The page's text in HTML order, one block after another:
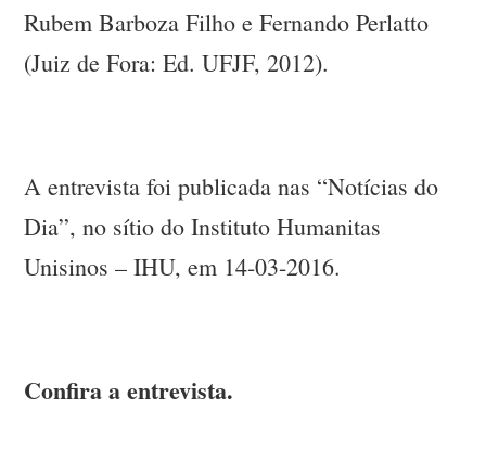
Rubem Barboza Filho e Fernando Perlatto
(Juiz de Fora: Ed. UFJF, 2012).
A entrevista foi publicada nas “Notícias do
Dia”, no sítio do Instituto Humanitas
Unisinos – IHU, em 14-03-2016.
Confira a entrevista.